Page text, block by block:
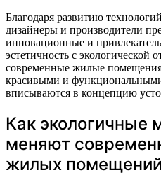
Благодаря развитию
дизайнеры и производители
инновационные и
эстетичность с экологической
современные жилые помещения
красивыми и
вписываются в концепцию
Как экологичные
меняют
жилых помещений